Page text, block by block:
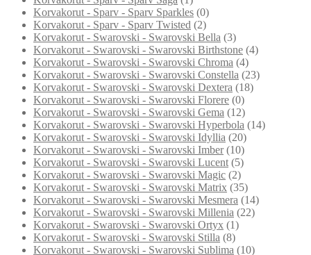
Korvakorut - Sparv - Sparv Sparkles (0)
Korvakorut - Sparv - Sparv Twisted (2)
Korvakorut - Swarovski - Swarovski Bella (3)
Korvakorut - Swarovski - Swarovski Birthstone (4)
Korvakorut - Swarovski - Swarovski Chroma (4)
Korvakorut - Swarovski - Swarovski Constella (23)
Korvakorut - Swarovski - Swarovski Dextera (18)
Korvakorut - Swarovski - Swarovski Florere (0)
Korvakorut - Swarovski - Swarovski Gema (12)
Korvakorut - Swarovski - Swarovski Hyperbola (14)
Korvakorut - Swarovski - Swarovski Idyllia (20)
Korvakorut - Swarovski - Swarovski Imber (10)
Korvakorut - Swarovski - Swarovski Lucent (5)
Korvakorut - Swarovski - Swarovski Magic (2)
Korvakorut - Swarovski - Swarovski Matrix (35)
Korvakorut - Swarovski - Swarovski Mesmera (14)
Korvakorut - Swarovski - Swarovski Millenia (22)
Korvakorut - Swarovski - Swarovski Ortyx (1)
Korvakorut - Swarovski - Swarovski Stilla (8)
Korvakorut - Swarovski - Swarovski Sublima (10)